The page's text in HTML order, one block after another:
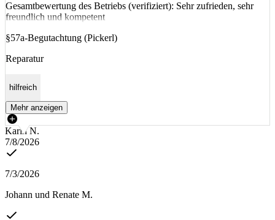
Gesamtbewertung des Betriebs (verifiziert): Sehr zufrieden, sehr
freundlich und kompetent
§57a-Begutachtung (Pickerl)
Reparatur
hilfreich
Mehr anzeigen
Karin N.
7/8/2026
7/3/2026
Johann und Renate M.